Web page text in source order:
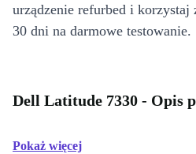
urządzenie refurbed i
30 dni na darmowe testowanie.
Dell Latitude 7330 - Opis
Pokaż więcej